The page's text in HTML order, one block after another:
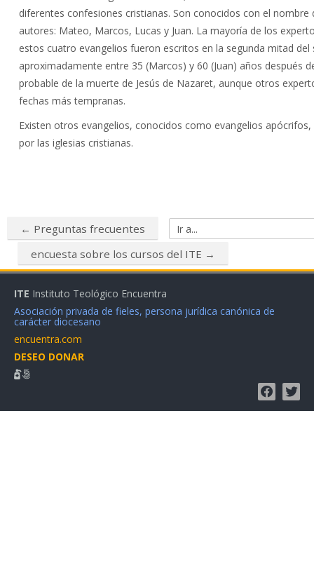
Buscar
cursos
diferentes confesiones cristianas. Son conocidos con el nombre
autores: Mateo, Marcos, Lucas y Juan. La mayoría de los
estos cuatro evangelios fueron escritos en la segunda mitad del
aproximadamente entre 35 (Marcos) y 60 (Juan) años después
probable de la muerte de Jesús de Nazaret, aunque otros
fechas más tempranas.
Existen otros evangelios, conocidos como evangelios apócrifos,
por las iglesias cristianas.
← Preguntas frecuentes Ir a...
encuesta sobre los cursos del ITE →
ITE Instituto Teológico Encuentra
Asociación privada de fieles, persona jurídica canónica de
carácter diocesano
encuentra.com
DESEO DONAR